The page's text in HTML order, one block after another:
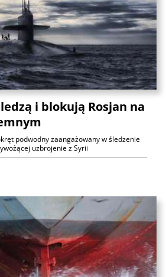
i blokują Rosjan na
podwodny zaangażowany w śledzenie
uzbrojenie z Syrii